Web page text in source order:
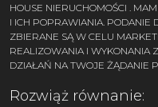
HOUSE NIERUCHOMOŚCI .
I ICH POPRAWIANIA. PODANIE
ZBIERANE SĄ W CELU
REALIZOWANIA I WYKONANIA
DZIAŁAŃ NA TWOJE ŻĄDANIE
Rozwiąż równanie: